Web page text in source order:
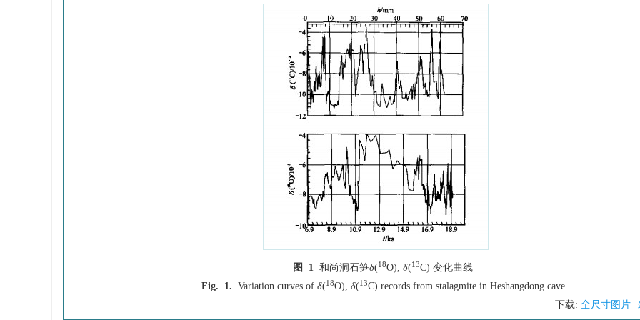
图 1 和尚洞石笋δ(18O), δ(13C) 变化曲线
Fig. 1. Variation curves of δ(18O), δ(13C) records from stalagmite in Heshangdong cave
下载: 全尺寸图片